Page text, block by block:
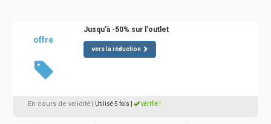
offre
Jusqu'à -50% sur l'outlet
vers la réduction
En cours de validité | Utilisé 5 fois vérifié !